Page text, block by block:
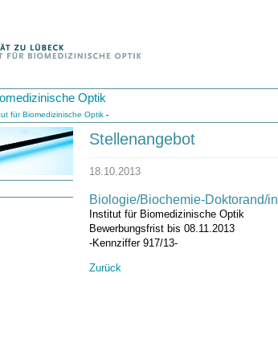
Optik
für Biomedizinische Optik -
Stellenangebot
18.10.2013
Biologie/Biochemie-Doktorand/in
Institut für Biomedizinische Optik
Bewerbungsfrist bis 08.11.2013
-Kennziffer 917/13-
Zurück